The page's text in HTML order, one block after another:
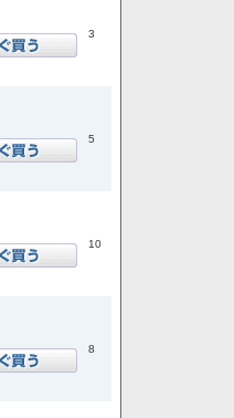
3
5
10
8